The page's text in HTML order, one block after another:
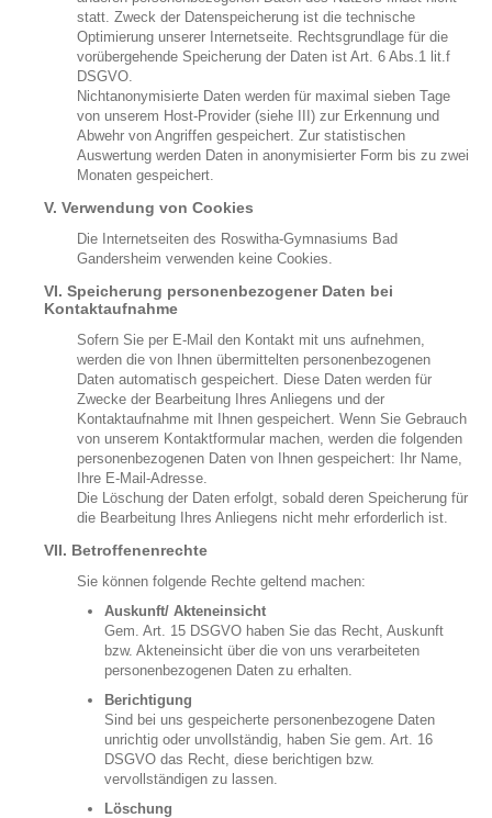
statt. Zweck der Datenspeicherung ist die technische
Optimierung unserer Internetseite. Rechtsgrundlage für die
vorübergehende Speicherung der Daten ist Art. 6 Abs.1 lit.f
DSGVO.
Nichtanonymisierte Daten werden für maximal sieben Tage
von unserem Host-Provider (siehe III) zur Erkennung und
Abwehr von Angriffen gespeichert. Zur statistischen
Auswertung werden Daten in anonymisierter Form bis zu zwei
Monaten gespeichert.
V. Verwendung von Cookies
Die Internetseiten des Roswitha-Gymnasiums Bad
Gandersheim verwenden keine Cookies.
VI. Speicherung personenbezogener Daten bei
Kontaktaufnahme
Sofern Sie per E-Mail den Kontakt mit uns aufnehmen,
werden die von Ihnen übermittelten personenbezogenen
Daten automatisch gespeichert. Diese Daten werden für
Zwecke der Bearbeitung Ihres Anliegens und der
Kontaktaufnahme mit Ihnen gespeichert. Wenn Sie Gebrauch
von unserem Kontaktformular machen, werden die folgenden
personenbezogenen Daten von Ihnen gespeichert: Ihr Name,
Ihre E-Mail-Adresse.
Die Löschung der Daten erfolgt, sobald deren Speicherung für
die Bearbeitung Ihres Anliegens nicht mehr erforderlich ist.
VII. Betroffenenrechte
Sie können folgende Rechte geltend machen:
Auskunft/ Akteneinsicht
Gem. Art. 15 DSGVO haben Sie das Recht, Auskunft
bzw. Akteneinsicht über die von uns verarbeiteten
personenbezogenen Daten zu erhalten.
Berichtigung
Sind bei uns gespeicherte personenbezogene Daten
unrichtig oder unvollständig, haben Sie gem. Art. 16
DSGVO das Recht, diese berichtigen bzw.
vervollständigen zu lassen.
Löschung